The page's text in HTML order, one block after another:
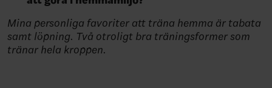
Mina personliga favoriter att träna hemma är tabata
samt löpning. Två otroligt bra träningsformer som
tränar hela kroppen.